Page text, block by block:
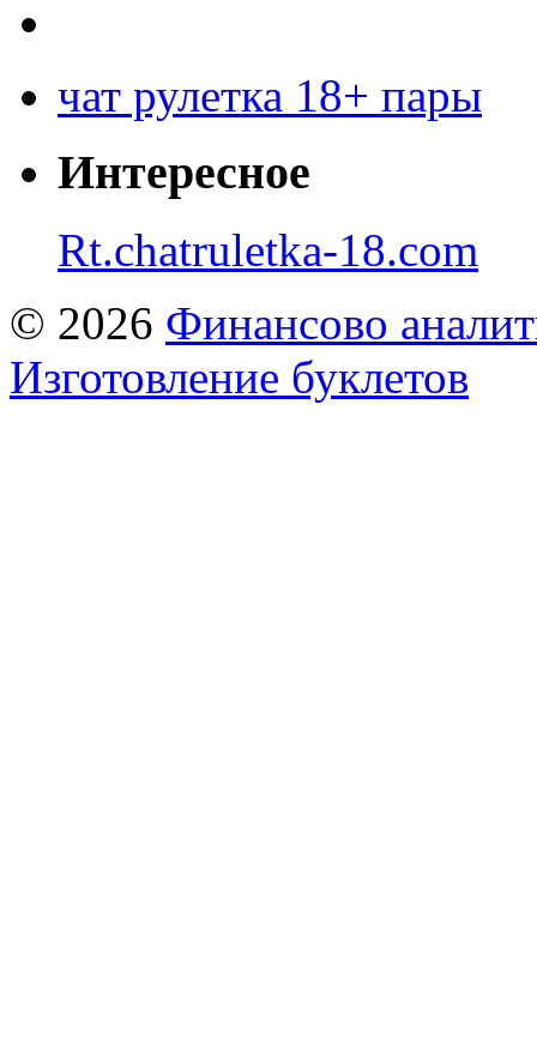
чат рулетка 18+ пары
Интересное
Rt.chatruletka-18.com
© 2026 Финансово
Изготовление буклетов